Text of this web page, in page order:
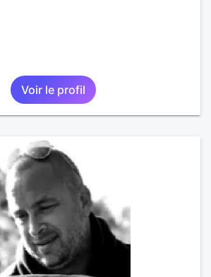
Voir le profil